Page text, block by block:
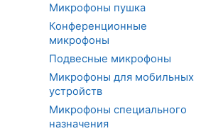
Микрофоны пушка
Конференционные
микрофоны
Подвесные микрофоны
Микрофоны для мобильных
устройств
Микрофоны специального
назначения